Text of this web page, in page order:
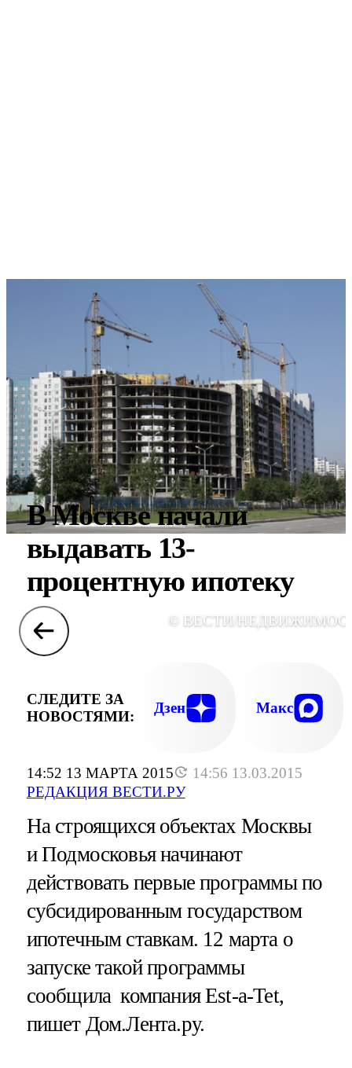
14:52 13 МАРТА 2015
14:56 13.03.2015
РЕДАКЦИЯ ВЕСТИ.РУ
В Москве начали
выдавать 13-
процентную ипотеку
© ВЕСТИ/
СЛЕДИТЕ ЗА
НОВОСТЯМИ:
Дзен Макс
На строящихся объектах Москвы
и Подмосковья начинают
действовать первые программы по
субсидированным государством
ипотечным ставкам. 12 марта о
запуске такой программы
сообщила компания Est-a-Tet,
пишет Дом.Лента.ру.